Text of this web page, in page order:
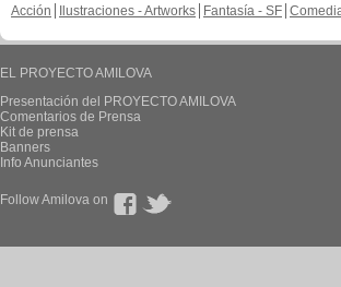
Acción
Ilustraciones - Artworks Fantasía - SF
EL PROYECTO AMILOVA
Presentación del PROYECTO AMILOVA
Comentarios de Prensa
Kit de prensa
Banners
Info Anunciantes
Follow Amilova on